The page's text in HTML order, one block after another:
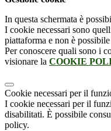
In questa schermata è
I cookie necessari sono
piattaforma e non è
Per conoscere quali sono i
visionare la COOKIE
Cookie necessari per il
I cookie necessari per il
disabilitati. È possibile
policy.